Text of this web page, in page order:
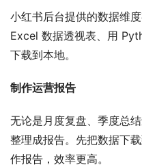
小红书后台提供的数据维
Excel 数据透视表、用
下载到本地。
制作运营报告
无论是月度复盘、季度总
整理成报告。先把数据下
作报告，效率更高。